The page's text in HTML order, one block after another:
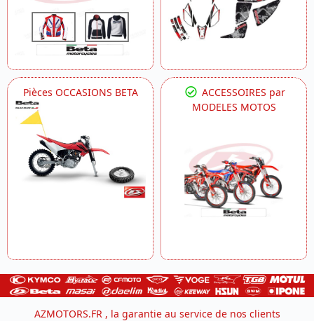
Pièces OCCASIONS BETA
ACCESSOIRES par
MODELES MOTOS
AZMOTORS.FR , la garantie au service de nos clients